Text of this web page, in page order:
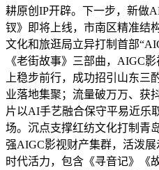
耕原创IP开辟。下一步，新做
钗》即将上线，市南区精准结
文化和旅逛局立异打制首部
《老街故事》三部曲，AIGC
上稳步前行，成功招引山东三
业落地集聚；流量破万万、获
片以AI手艺融合保守平易近乐
场。沉点支撑红纺文化打制青
强AIGC影视财产集群，活泼
时代活力，包含《寻音记》《